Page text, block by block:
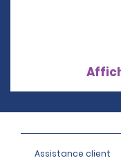
Assistance client